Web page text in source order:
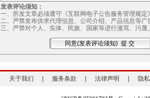
发表评论须知：
一、所发文章必须遵守《互联网电子公告服务管理规定
二、严禁发布供求代理信息、公司介绍、产品信息等广
三、严禁对个人、实体、民族、国家等进行漫骂、污蔑
关于我们 服务条款 法律声明 隐